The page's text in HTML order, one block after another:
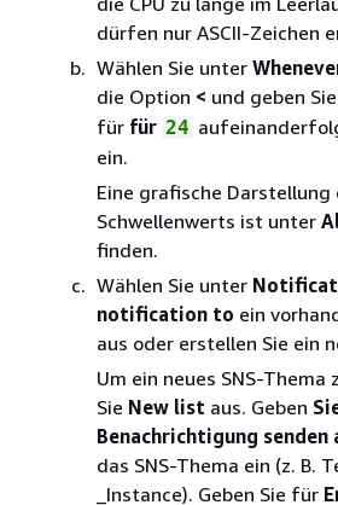
dürfen nur ASCII-Zeichen
Wählen Sie unter
die Option < und geben Sie
für für 24
ein.
Eine grafische Darstellung
Schwellenwerts ist unter
finden.
Wählen Sie unter
notification to ein
aus oder erstellen Sie ein
Um ein neues SNS-Thema
Sie New list aus. Geben
Benachrichtigung senden
das SNS-Thema ein (z. B.
_Instance). Geben Sie für